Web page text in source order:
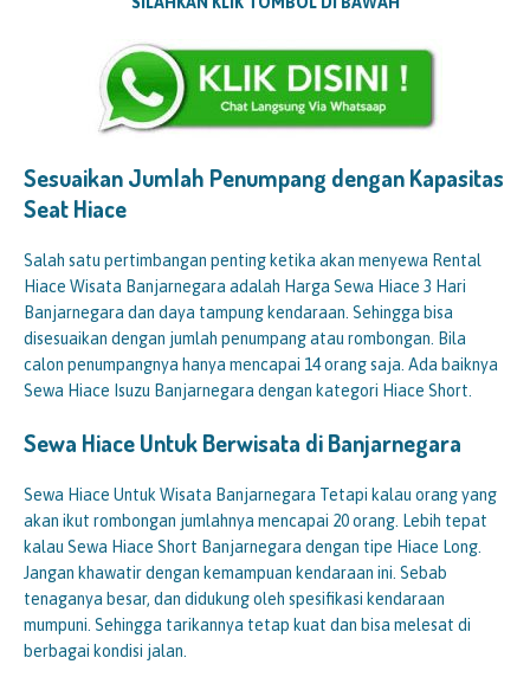
Sesuaikan Jumlah Penumpang dengan Kapasitas
Seat Hiace
Salah satu pertimbangan penting ketika akan menyewa Rental
Hiace Wisata Banjarnegara adalah Harga Sewa Hiace 3 Hari
Banjarnegara dan daya tampung kendaraan. Sehingga bisa
disesuaikan dengan jumlah penumpang atau rombongan. Bila
calon penumpangnya hanya mencapai 14 orang saja. Ada baiknya
Sewa Hiace Isuzu Banjarnegara dengan kategori Hiace Short.
Sewa Hiace Untuk Berwisata di Banjarnegara
Sewa Hiace Untuk Wisata Banjarnegara Tetapi kalau orang yang
akan ikut rombongan jumlahnya mencapai 20 orang. Lebih tepat
kalau Sewa Hiace Short Banjarnegara dengan tipe Hiace Long.
Jangan khawatir dengan kemampuan kendaraan ini. Sebab
tenaganya besar, dan didukung oleh spesifikasi kendaraan
mumpuni. Sehingga tarikannya tetap kuat dan bisa melesat di
berbagai kondisi jalan.